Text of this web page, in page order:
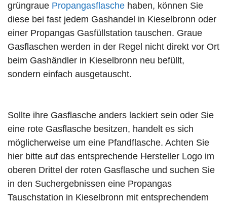
grüngraue Propangasflasche haben, können Sie
diese bei fast jedem Gashandel in Kieselbronn oder
einer Propangas Gasfüllstation tauschen. Graue
Gasflaschen werden in der Regel nicht direkt vor Ort
beim Gashändler in Kieselbronn neu befüllt,
sondern einfach ausgetauscht.
Sollte ihre Gasflasche anders lackiert sein oder Sie
eine rote Gasflasche besitzen, handelt es sich
möglicherweise um eine Pfandflasche. Achten Sie
hier bitte auf das entsprechende Hersteller Logo im
oberen Drittel der roten Gasflasche und suchen Sie
in den Suchergebnissen eine Propangas
Tauschstation in Kieselbronn mit entsprechendem